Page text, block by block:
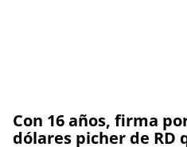
Con 16 años, firma
dólares picher de RD